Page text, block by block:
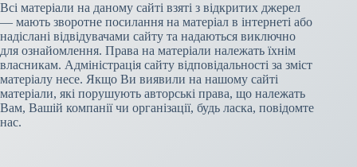
Всі матеріали на даному сайті взяті з відкритих джерел
— мають зворотне посилання на матеріал в інтернеті або
надіслані відвідувачами сайту та надаються виключно
для ознайомлення. Права на матеріали належать їхнім
власникам. Адміністрація сайту відповідальності за зміст
матеріалу несе. Якщо Ви виявили на нашому сайті
матеріали, які порушують авторські права, що належать
Вам, Вашій компанії чи організації, будь ласка, повідомте
нас.